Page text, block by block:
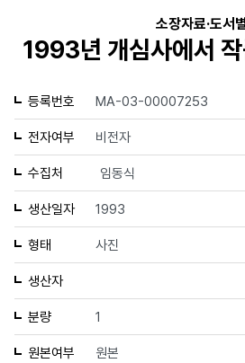
소장자료·도서
1993년 개심사에서 작
등록번호 MA-03-00007253
전자여부 비전자
수집처 임동식
생산일자 1993
형태 사진
생산자
분량 1
원본여부 원본